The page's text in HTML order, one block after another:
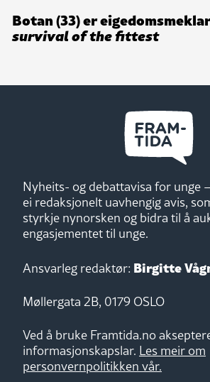
Botan (33) er
survival of the fittest
Nyheits- og debattavisa for unge
ei redaksjonelt uavhengig avis,
styrkje nynorsken og bidra til å
engasjementet til unge.
Ansvarleg redaktør: Birgitte
Møllergata 2B, 0179 OSLO
Ved å bruke Framtida.no
informasjonskapslar. Les meir om
personvernpolitikken vår.